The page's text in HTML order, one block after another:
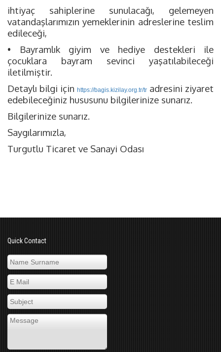
ihtiyaç sahiplerine sunulacağı, gelemeyen
vatandaşlarımızın yemeklerinin adreslerine teslim
edileceği,
• Bayramlık giyim ve hediye destekleri ile
çocuklara bayram sevinci yaşatılabileceği
iletilmiştir.
Detaylı bilgi için https://bagis.kizilay.org.tr/tr adresini ziyaret
edebileceğiniz hususunu bilgilerinize sunarız.
Bilgilerinize sunarız.
Saygılarımızla,
Turgutlu Ticaret ve Sanayi Odası
Quick Contact